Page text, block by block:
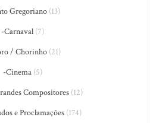
Gregoriano (13)
-Carnaval (7)
/ Chorinho (21)
-Cinema (5)
Compositores(12)
e Proclamações(174)